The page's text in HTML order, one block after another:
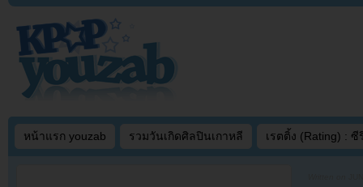
หน้าแรก youzab รวมวันเกิดศิลปินเกาหลี เรตติ้ง (Rating) : ซี